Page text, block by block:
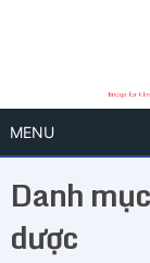
MENU
Danh
dược